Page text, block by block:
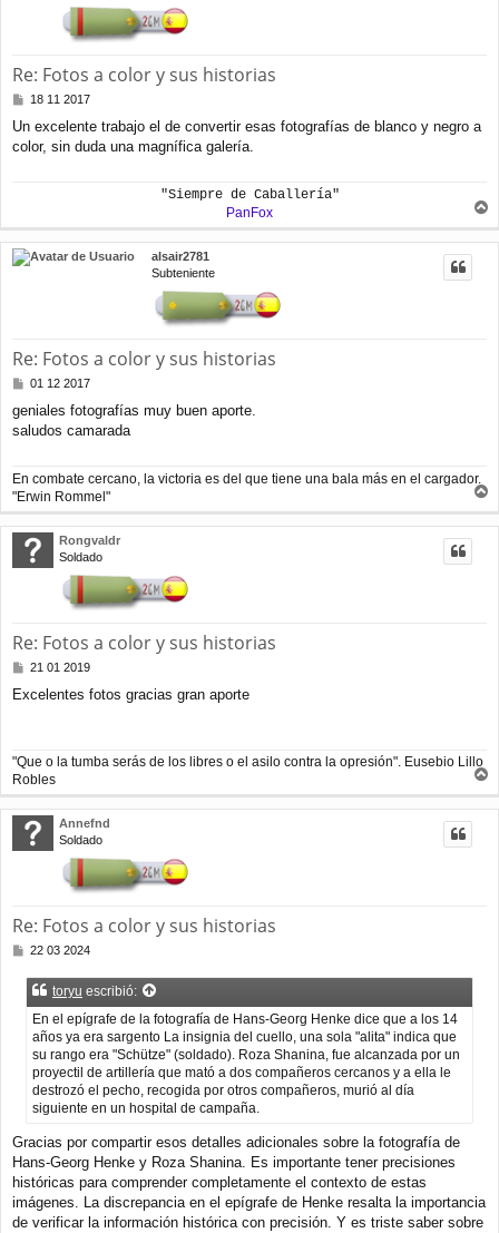
Re: Fotos a color y sus historias
M
n
s
18 11 2017
Un excelente trabajo el de convertir esas fotografías de blanco y negro a
color, sin duda una magnífica galería.
"Siempre de Caballería"
PanFox
r
r
alsair2781
Subteniente
Re: Fotos a color y sus historias
M
n
s
e
01 12 2017
geniales fotografías muy buen aporte.
saludos camarada
En combate cercano, la victoria es del que tiene una bala más en el cargador.
"Erwin Rommel"
r
r
Rongvaldr
Soldado
Re: Fotos a color y sus historias
M
n
e
21 01 2019
Excelentes fotos gracias gran aporte
"Que o la tumba serás de los libres o el asilo contra la opresión". Eusebio Lillo
Robles
r
r
Annefnd
Soldado
Re: Fotos a color y sus historias
M
n
22 03 2024
toryu escribió:
En el epígrafe de la fotografía de Hans-Georg Henke dice que a los 14
años ya era sargento La insignia del cuello, una sola "alita" indica que
su rango era "Schütze" (soldado). Roza Shanina, fue alcanzada por un
proyectil de artillería que mató a dos compañeros cercanos y a ella le
destrozó el pecho, recogida por otros compañeros, murió al día
siguiente en un hospital de campaña.
Gracias por compartir esos detalles adicionales sobre la fotografía de
Hans-Georg Henke y Roza Shanina. Es importante tener precisiones
históricas para comprender completamente el contexto de estas
imágenes. La discrepancia en el epígrafe de Henke resalta la importancia
de verificar la información histórica con precisión. Y es triste saber sobre